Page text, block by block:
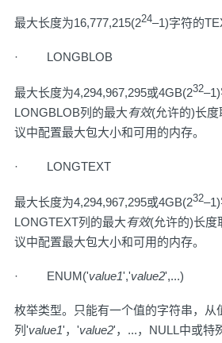
最大长度为16,777,215(224–1)字符的
· LONGBLOB
最大长度为4,294,967,295或4GB(232
LONGBLOB列的最大有效(允许的)长
议中配置最大包大小和可用的内存。
· LONGTEXT
最大长度为4,294,967,295或4GB(232
LONGTEXT列的最大有效(允许的)长度
议中配置最大包大小和可用的内存。
· ENUM('value1','value2',...)
枚举类型。只能有一个值的字符串，从
列'value1'，'value2'，...，NULL中或特